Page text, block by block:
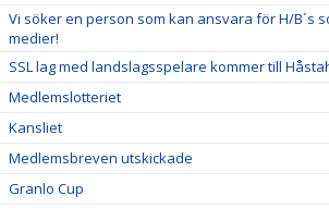
Vi söker en person som kan ansvara för H/B´s
medier!
SSL lag med landslagsspelare kommer till
Medlemslotteriet
Kansliet
Medlemsbreven utskickade
Granlo Cup